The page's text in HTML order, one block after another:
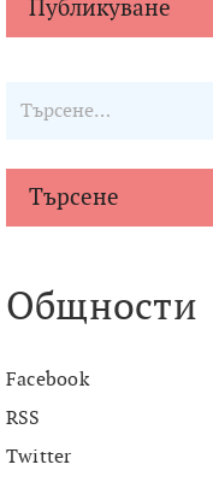
Търсене
Общности
Facebook
RSS
Twitter